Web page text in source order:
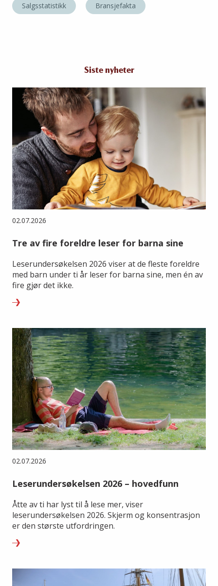
Salgsstatistikk Bransjefakta
Siste nyheter
02.07.2026
Tre av fire foreldre leser for barna sine
Leserundersøkelsen 2026 viser at de fleste foreldre
med barn under ti år leser for barna sine, men én av
fire gjør det ikke.
02.07.2026
Leserundersøkelsen 2026 – hovedfunn
Åtte av ti har lyst til å lese mer, viser
leserundersøkelsen 2026. Skjerm og konsentrasjon
er den største utfordringen.